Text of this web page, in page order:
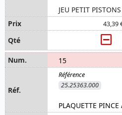
JEU PETIT
43,39
15
25.25363.000
PLAQUETTE